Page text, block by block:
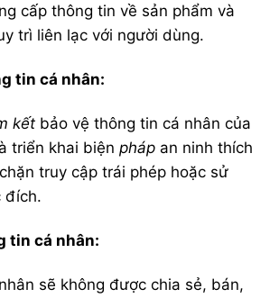
cấp thông tin về sản phẩm và
trì liên lạc với người dùng.
tin cá nhân:
kết bảo vệ thông tin cá nhân của
triển khai biệnpháp an ninh thích
truy cập trái phép hoặc sử
đích.
tin cá nhân:
sẽ không được chia sẻ, bán,